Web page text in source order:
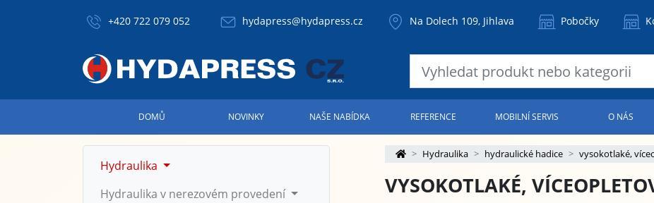
+420 722 079 052 hydapress@hydapress.cz Na Dolech 109, Jihlava Pobočky
DOMŮ NOVINKY NAŠE NABÍDKA REFERENCE MOBILNÍ SERVIS O NÁS
Hydraulika
Hydraulika v nerezovém provedení
Hydraulika hydraulické hadice vysokotlaké,
VYSOKOTLAKÉ,